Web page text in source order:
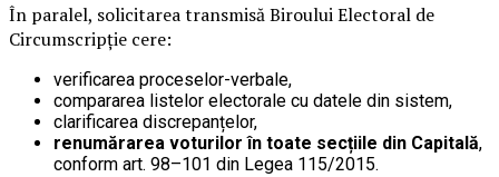
În paralel, solicitarea transmisă Biroului Electoral de
Circumscripție cere:
verificarea proceselor-verbale,
compararea listelor electorale cu datele din sistem,
clarificarea discrepanțelor,
renumărarea voturilor în toate secțiile din Capitală,
conform art. 98–101 din Legea 115/2015.